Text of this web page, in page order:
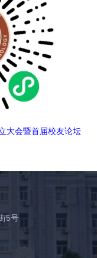
大会暨首届校友论坛
5号